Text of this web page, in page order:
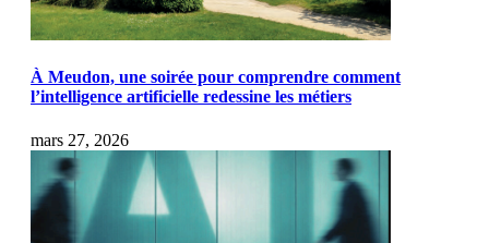
À Meudon, une soirée pour comprendre comment
l’intelligence artificielle redessine les métiers
mars 27, 2026